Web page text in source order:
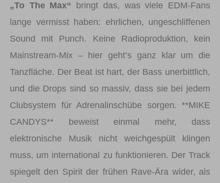
„To The Max“ bringt das, was viele EDM-Fans
lange vermisst haben: ehrlichen, ungeschliffenen
Sound mit Punch. Keine Radioproduktion, kein
Mainstream-Mix – hier geht’s ganz klar um die
Tanzfläche. Der Beat ist hart, der Bass unerbittlich,
und die Drops sind so massiv, dass sie bei jedem
Clubsystem für Adrenalinschübe sorgen. **MIKE
CANDYS** beweist einmal mehr, dass
elektronische Musik nicht weichgespült klingen
muss, um international zu funktionieren. Der Track
spiegelt den Spirit der frühen Rave-Ära wider, als